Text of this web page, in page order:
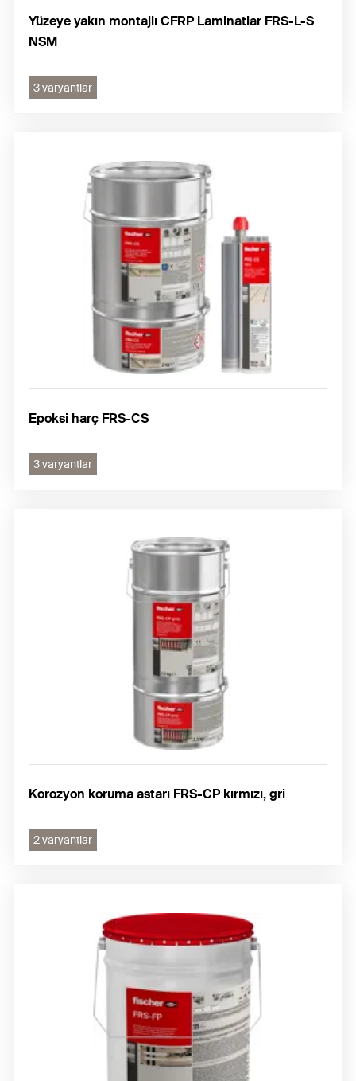
Yüzeye yakın montajlı CFRP Laminatlar FRS-L-S
NSM
3 varyantlar
Epoksi harç FRS-CS
3 varyantlar
Korozyon koruma astarı FRS-CP kırmızı, gri
2 varyantlar